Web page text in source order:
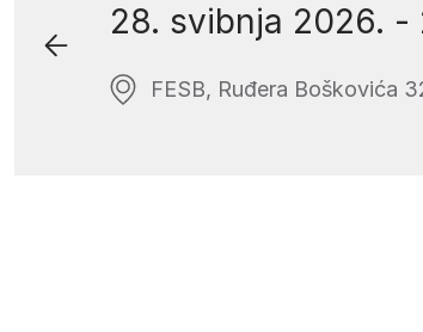
28. svibnja 2026. -
FESB, Ruđera Boškovića